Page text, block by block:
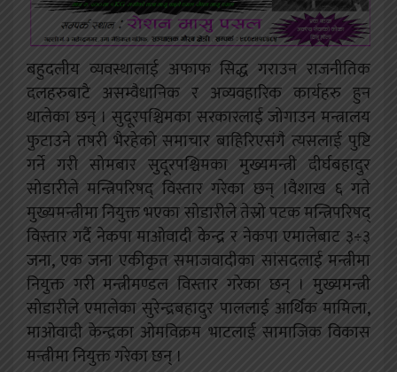
बहुदलीय व्यवस्थालाई अफाफ सिद्ध गराउन राजनीतिक
दलहरुबाटै असम्वैधानिक र अव्यवहारिक कार्यहरु हुन
थालेका छन् । सुदूरपश्चिमका सरकारलाई जोगाउन मन्त्रालय
फुटाउने तषरी भैरहेको समाचार बाहिरिएसंगै त्यसलाई पुष्टि
गर्ने गरी सोमबार सुदूरपश्चिमका मुख्यमन्त्री दीर्घबहादुर
सोडारीले मन्त्रिपरिषद् विस्तार गरेका छन् ।वैशाख ६ गते
मुख्यमन्त्रीमा नियुक्त भएका सोडारीले तेस्रो पटक मन्त्रिपरिषद्
विस्तार गर्दै नेकपा माओवादी केन्द्र र नेकपा एमालेबाट ३÷३
जना, एक जना एकीकृत समाजवादीका सांसदलाई मन्त्रीमा
नियुक्त गरी मन्त्रीमण्डल विस्तार गरेका छन् । मुख्यमन्त्री
सोडारीले एमालेका सुरेन्द्रबहादुर पाललाई आर्थिक मामिला,
माओवादी केन्द्रका ओमविक्रम भाटलाई सामाजिक विकास
मन्त्रीमा नियुक्त गरेका छन् ।